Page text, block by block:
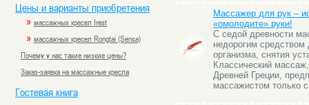
Цены и варианты приобретения
» массажных кресел Irest
» массажных кресел Rongtai (Sensa)
Почему у нас такие низкие цены?
Заказ-заявка на массажные кресла
Гостевая книга
Массажер для рук –
«омолодите» руки!
С седой древности
недорогим
организма, снятия
Классический
Древней Греции,
массажистом только